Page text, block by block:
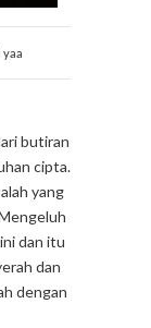
yaa
butiran
cipta.
yang
dan itu
dan
dengan